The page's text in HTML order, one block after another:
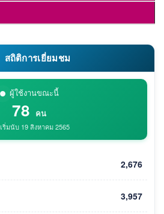
สถิติการเยี่ยมชม
ผู้ใช้งานขณะนี้
78 คน
เริ่มนับ 19 สิงหาคม 2565
2,676
3,957